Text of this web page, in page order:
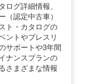
グ詳細情報、
（認定中古車）
ト・カタログの
ントやプレスリ
サポートや3年間
ナンスプランの
さまざまな情報